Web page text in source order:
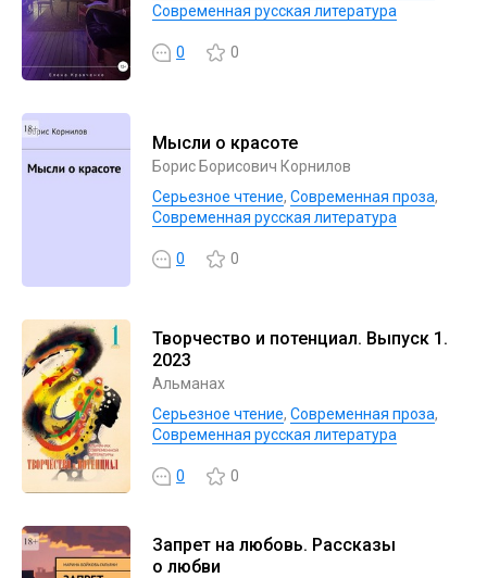
Современная русская литература
0 0
Мысли о красоте
Борис Борисович Корнилов
Серьезное чтение, Современная проза,
Современная русская литература
0 0
Творчество и потенциал. Выпуск 1.
2023
Альманах
Серьезное чтение, Современная проза,
Современная русская литература
0 0
Запрет на любовь. Рассказы
о любви